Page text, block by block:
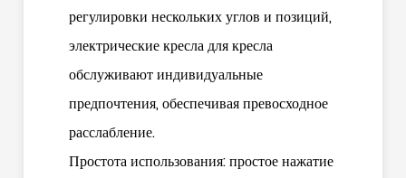
регулировки нескольких углов и позиций,
электрические кресла для кресла
обслуживают индивидуальные
предпочтения, обеспечивая превосходное
расслабление.
Простота использования: простое нажатие